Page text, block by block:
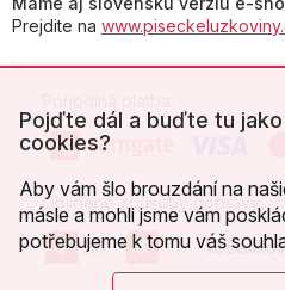
Pojďte dál a buďte tu
cookies?
Aby vám šlo brouzdání na
másle a mohli jsme vám
potřebujeme k tomu váš
Prejdite na
Oblíbené způsoby dopravy: